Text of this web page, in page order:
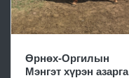
Өрнөх-Оргилын
Мэнгэт хүрэн азарга